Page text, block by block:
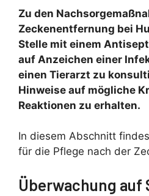
Zu den
Zeckenentfernung bei
Stelle mit einem
auf Anzeichen einer
einen Tierarzt zu
Hinweise auf mögliche
Reaktionen zu erhalten.
In diesem Abschnitt
für die Pflege nach der
Überwachung auf